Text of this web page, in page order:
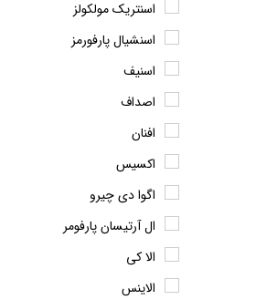
اسنتریک مولکولز
اسنشیال پارفورمز
اسنیف
اصداف
افنان
اکسیس
اگوا دی چیرو
ال آرتیسان پارفومر
الا کی
الاینس